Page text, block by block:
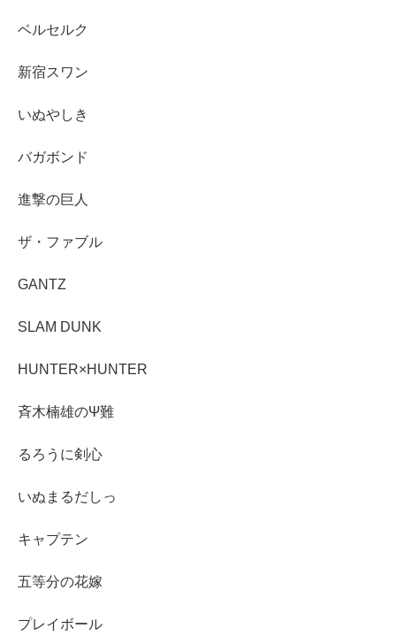
ベルセルク
新宿スワン
いぬやしき
バガボンド
進撃の巨人
ザ・ファブル
GANTZ
SLAM DUNK
HUNTER×HUNTER
斉木楠雄のΨ難
るろうに剣心
いぬまるだしっ
キャプテン
五等分の花嫁
プレイボール